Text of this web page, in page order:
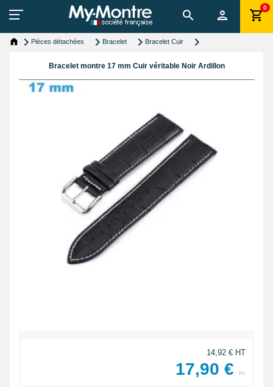
0
Pièces détachées Bracelet Bracelet Cuir
Bracelet montre 17 mm Cuir véritable Noir Ardillon
14,92 € HT
17,90 € ttc